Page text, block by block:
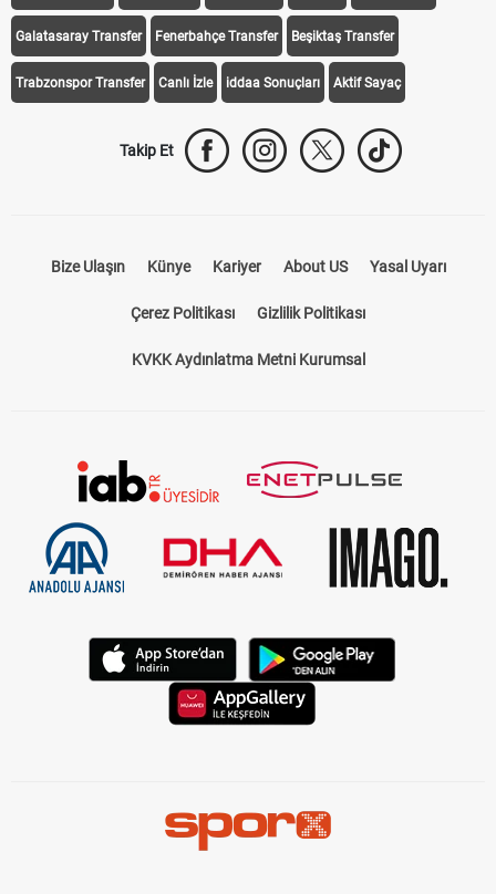
Galatasaray Transfer Fenerbahçe Transfer Beşiktaş Transfer
Trabzonspor Transfer Canlı İzle iddaa Sonuçları Aktif Sayaç
Takip Et
Bize Ulaşın Künye Kariyer About US Yasal Uyarı
Çerez Politikası Gizlilik Politikası
KVKK Aydınlatma Metni Kurumsal